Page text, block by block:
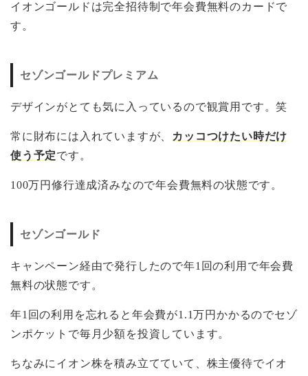
イオンゴールドは完全招待制で年会費無料のカードで
す。
セゾンゴールドプレミアム
デザインがとても気に入っているので観賞用です。笑
常に財布には入れていますが、 カッコつけたい時だけ
使う予定です。
100万円修行達成済みなので年会費無料の状態です。
セゾンゴールド
キャンペーン経由で発行したので年1回の利用で年会費
無料の状態です。
年1回の利用を忘れると年会費が1.1万円かかるのでセゾ
ンポケットで毎月少額を投資しています。
ちなみにイオン株を積み立てていて、株主優待でイオ